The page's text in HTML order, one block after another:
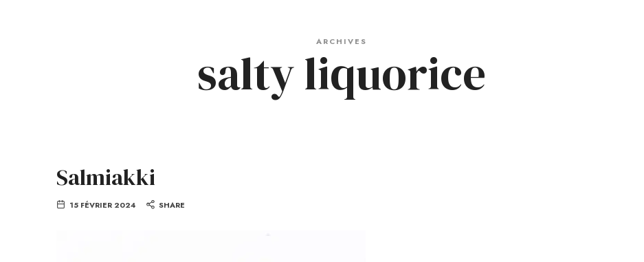
ARCHIVES
salty liquorice
Salmiakki
15 FÉVRIER 2024 SHARE